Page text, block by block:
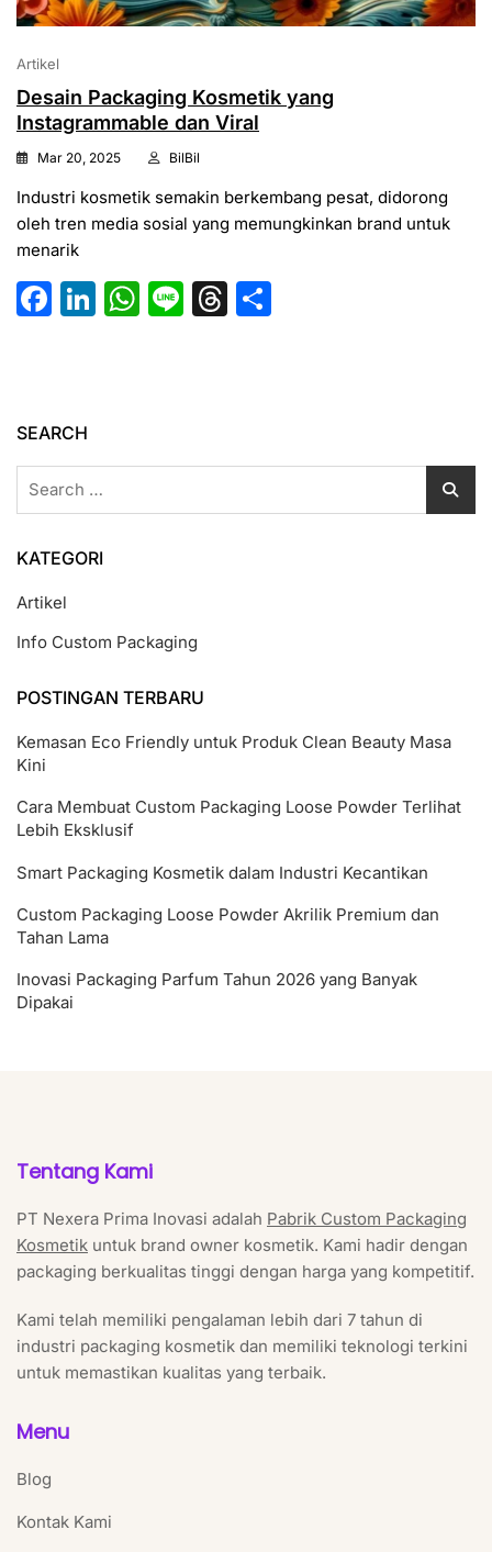
Artikel
Desain Packaging Kosmetik yang
Instagrammable dan Viral
Mar 20, 2025 BilBil
Industri kosmetik semakin berkembang pesat, didorong
oleh tren media sosial yang memungkinkan brand untuk
menarik
F
b
o
o
k
Li
n
W
p
p
Li T
s
SEARCH
KATEGORI
Artikel
Info Custom Packaging
POSTINGAN TERBARU
Kemasan Eco Friendly untuk Produk Clean Beauty Masa
Kini
Cara Membuat Custom Packaging Loose Powder Terlihat
Lebih Eksklusif
Smart Packaging Kosmetik dalam Industri Kecantikan
Custom Packaging Loose Powder Akrilik Premium dan
Tahan Lama
Inovasi Packaging Parfum Tahun 2026 yang Banyak
Dipakai
Tentang Kami
PT Nexera Prima Inovasi adalah Pabrik Custom Packaging
Kosmetik untuk brand owner kosmetik. Kami hadir dengan
packaging berkualitas tinggi dengan harga yang kompetitif.
Kami telah memiliki pengalaman lebih dari 7 tahun di
industri packaging kosmetik dan memiliki teknologi terkini
untuk memastikan kualitas yang terbaik.
Menu
Blog
Kontak Kami